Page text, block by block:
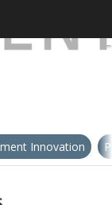
Innovation